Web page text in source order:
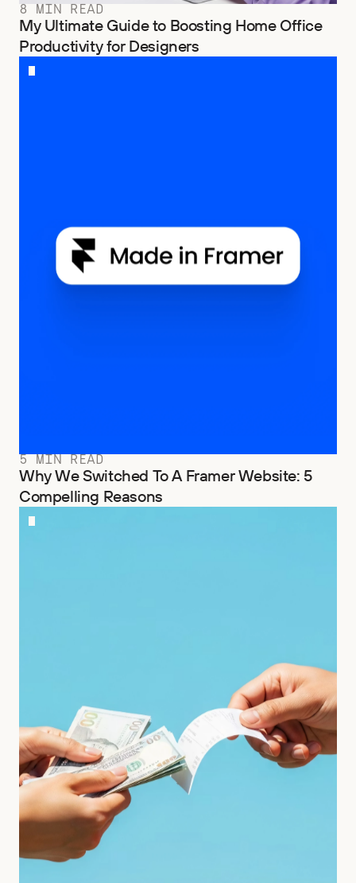
8 MIN READ
My Ultimate Guide to Boosting Home Office
Productivity for Designers
5 MIN READ
Why We Switched To A Framer Website: 5
Compelling Reasons